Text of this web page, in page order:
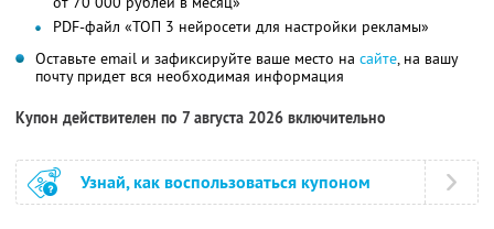
PDF-файл «ТОП 3 нейросети для настройки рекламы»
Оставьте email и зафиксируйте ваше место на сайте, на вашу
почту придет вся необходимая информация
Купон действителен по 7 августа 2026 включительно
Узнай, как воспользоваться купоном